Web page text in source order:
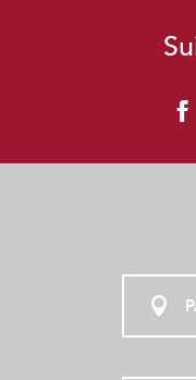
ESPACE AQUATIQUE
WOODY DISC GOLF
PCK - PLAISANCE
TRAQUEURS DE